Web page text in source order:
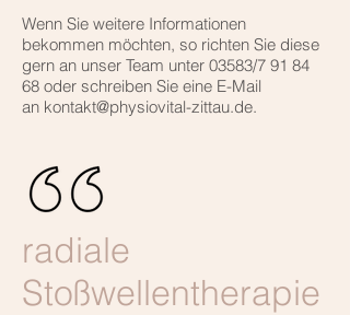
Wenn Sie weitere Informationen
bekommen möchten, so richten Sie diese
gern an unser Team unter 03583/7 91 84
68 oder schreiben Sie eine E-Mail
an kontakt@physiovital-zittau.de.
radiale
Stoßwellentherapie